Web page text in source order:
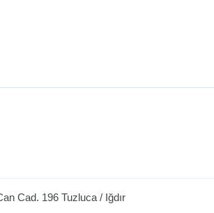
Cad. 196Tuzluca / Iğdır